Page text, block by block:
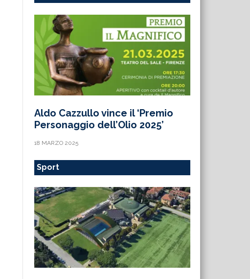
Aldo Cazzullo vince il ‘Premio
Personaggio dell’Olio 2025’
18 MARZO 2025
Sport